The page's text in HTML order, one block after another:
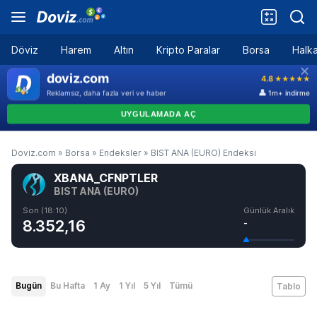
Döviz Harem Altın Kripto Paralar Borsa
Doviz.com » Borsa » Endeksler » BIST ANA (EURO) Endeksi
XBANA_CFNPTLER
BIST ANA (EURO)
Son (18:10)
8.352,16
Günlük Aralık
-
Bugün Bu Hafta 1 Ay 1 Yıl 5 Yıl Tümü Tablo